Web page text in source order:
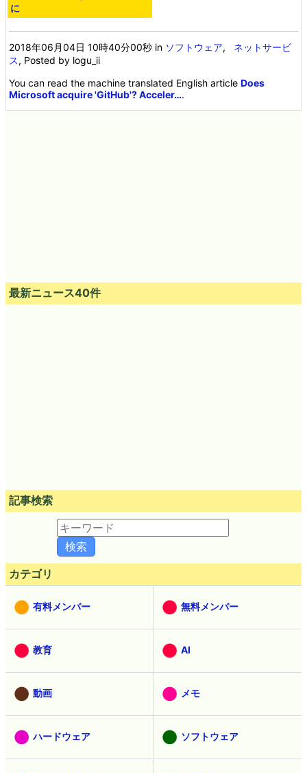
に
2018年06月04日 10時40分00秒 in ソフトウェア, ネットサービ
ス, Posted by logu_ii
You can read the machine translated English articleDoes
Microsoft acquire 'GitHub'? Acceler….
最新ニュース40件
記事検索
カテゴリ
有料メンバー 無料メンバー
教育 AI
動画 メモ
ハードウェア ソフトウェア